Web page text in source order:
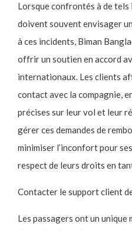
Lorsque confrontés à de tels
doivent souvent envisager
à ces incidents, Biman
offrir un soutien en accord
internationaux. Les clients
contact avec la compagnie,
précises sur leur vol et leur
gérer ces demandes de
minimiser l’inconfort pour
respect de leurs droits en
Contacter le support client
Les passagers ont un